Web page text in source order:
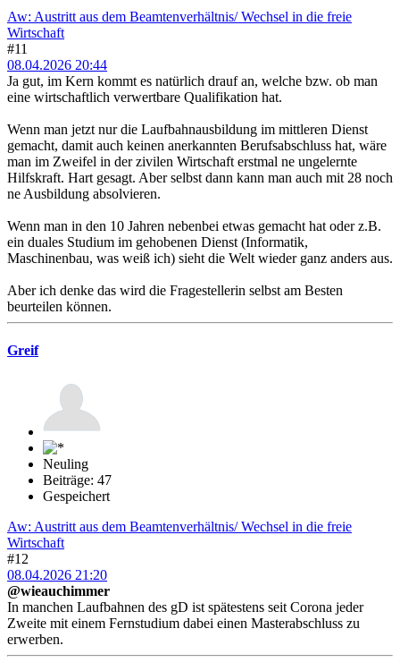
Aw: Austritt aus dem Beamtenverhältnis/ Wechsel in die freie
Wirtschaft
#11
08.04.2026 20:44
Ja gut, im Kern kommt es natürlich drauf an, welche bzw. ob man
eine wirtschaftlich verwertbare Qualifikation hat.
Wenn man jetzt nur die Laufbahnausbildung im mittleren Dienst
gemacht, damit auch keinen anerkannten Berufsabschluss hat, wäre
man im Zweifel in der zivilen Wirtschaft erstmal ne ungelernte
Hilfskraft. Hart gesagt. Aber selbst dann kann man auch mit 28 noch
ne Ausbildung absolvieren.
Wenn man in den 10 Jahren nebenbei etwas gemacht hat oder z.B.
ein duales Studium im gehobenen Dienst (Informatik,
Maschinenbau, was weiß ich) sieht die Welt wieder ganz anders aus.
Aber ich denke das wird die Fragestellerin selbst am Besten
beurteilen können.
Greif
Neuling
Beiträge: 47
Gespeichert
Aw: Austritt aus dem Beamtenverhältnis/ Wechsel in die freie
Wirtschaft
#12
08.04.2026 21:20
@wieauchimmer
In manchen Laufbahnen des gD ist spätestens seit Corona jeder
Zweite mit einem Fernstudium dabei einen Masterabschluss zu
erwerben.